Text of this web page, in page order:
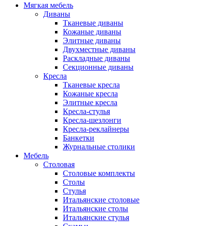
Мягкая мебель
Диваны
Тканевые диваны
Кожаные диваны
Элитные диваны
Двухместные диваны
Раскладные диваны
Секционные диваны
Кресла
Тканевые кресла
Кожаные кресла
Элитные кресла
Кресла-стулья
Кресла-шезлонги
Кресла-реклайнеры
Банкетки
Журнальные столики
Мебель
Столовая
Столовые комплекты
Столы
Стулья
Итальянские столовые
Итальянские столы
Итальянские стулья